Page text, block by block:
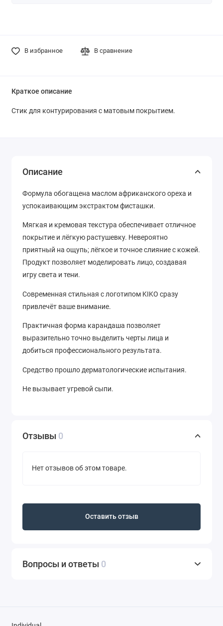
В избранное В сравнение
Краткое описание
Стик для контурирования с матовым покрытием.
Описание
Формула обогащена маслом африканского ореха и
успокаивающим экстрактом фисташки.
Мягкая и кремовая текстура обеспечивает отличное
покрытие и лёгкую растушевку. Невероятно
приятный на ощупь; лёгкое и точное слияние с кожей.
Продукт позволяет моделировать лицо, создавая
игру света и тени.
Современная стильная с логотипом KIKO сразу
привлечёт ваше внимание.
Практичная форма карандаша позволяет
выразительно точно выделить черты лица и
добиться профессионального результата.
Средство прошло дерматологические испытания.
Не вызывает угревой сыпи.
Отзывы 0
Нет отзывов об этом товаре.
Оставить отзыв
Вопросы и ответы 0